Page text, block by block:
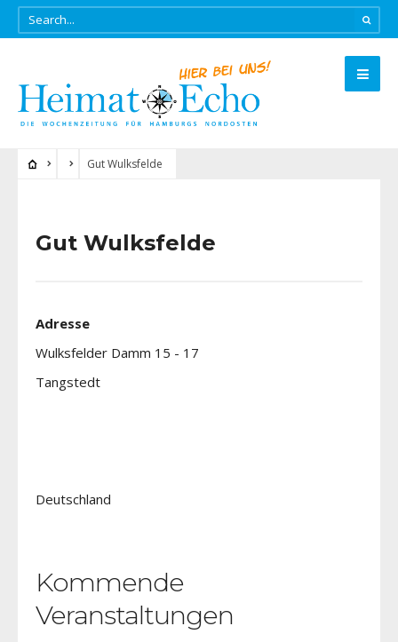
Gut Wulksfelde
Gut Wulksfelde
Adresse
Wulksfelder Damm 15 - 17
Tangstedt
Deutschland
Kommende
Veranstaltungen